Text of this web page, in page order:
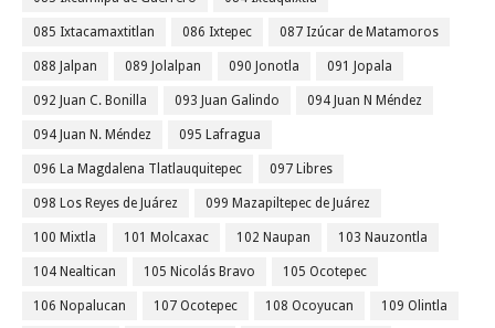
085 Ixtacamaxtitlan 086 Ixtepec 087 Izúcar de Matamoros
088 Jalpan 089 Jolalpan 090 Jonotla 091 Jopala
092 Juan C. Bonilla 093 Juan Galindo 094 Juan N Méndez
094 Juan N. Méndez 095 Lafragua
096 La Magdalena Tlatlauquitepec 097 Libres
098 Los Reyes de Juárez 099 Mazapiltepec de Juárez
100 Mixtla 101 Molcaxac 102 Naupan 103 Nauzontla
104 Nealtican 105 Nicolás Bravo 105 Ocotepec
106 Nopalucan 107 Ocotepec 108 Ocoyucan 109 Olintla